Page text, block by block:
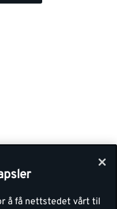
å få nettstedet vårt til